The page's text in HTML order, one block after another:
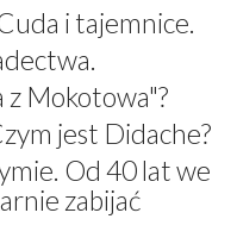
i tajemnice.
z Mokotowa"?
jest Didache?
Od 40 lat we
zabijać